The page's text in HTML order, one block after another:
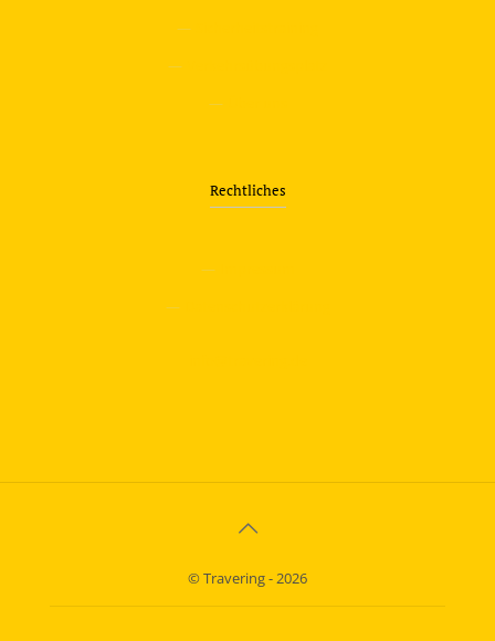
—
—
—
Rechtliches
—
—
© Travering - 2026